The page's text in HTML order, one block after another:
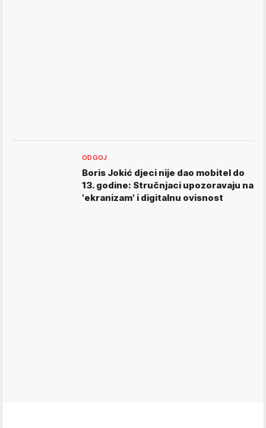
ODGOJ
Boris Jokić djeci nije dao mobitel do
13. godine: Stručnjaci upozoravaju na
'ekranizam' i digitalnu ovisnost